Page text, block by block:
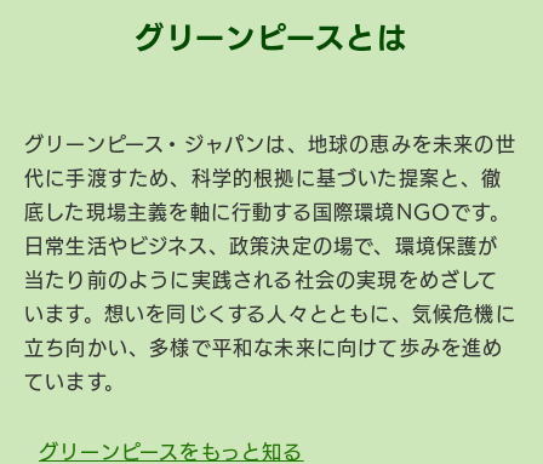
グリーンピースとは
グリーンピース・ジャパンは、地球の恵みを未来の世
代に手渡すため、科学的根拠に基づいた提案と、徹
底した現場主義を軸に行動する国際環境NGOです。
日常生活やビジネス、政策決定の場で、環境保護が
当たり前のように実践される社会の実現をめざして
います。想いを同じくする人々とともに、気候危機に
立ち向かい、多様で平和な未来に向けて歩みを進め
ています。
グリーンピースをもっと知る